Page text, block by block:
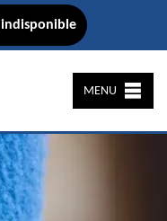
indisponible
MENU